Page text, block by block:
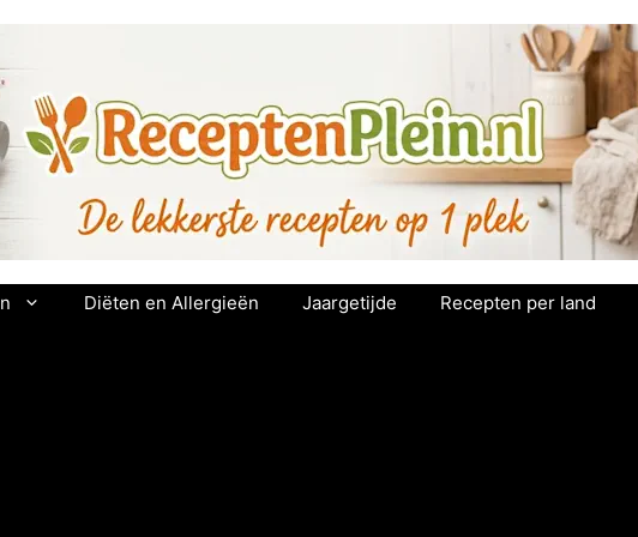
Diëten en Allergieën Jaargetijde Recepten per land